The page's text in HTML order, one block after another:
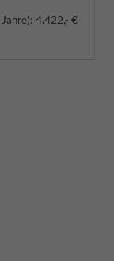
: 4.422,- €